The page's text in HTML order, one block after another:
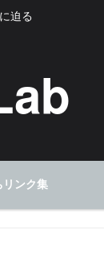
迫る
リンク集